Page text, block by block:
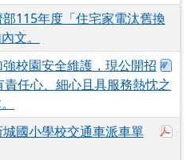
115年度「住宅家電汰舊換
文。
校園安全維護，現公開招
任心、細心且具服務熱忱之
國小學校交通車派車單